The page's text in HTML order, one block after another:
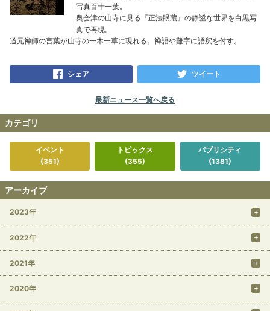
写真百十一葉。
奥会津の山寺に見る『正法眼蔵』の静謐な世界を白黒写
真で再現。
道元禅師の言葉が山寺の一木一草に現れる。禅語や難字に語釈を付す。
シェア ツイート
最新ニュース一覧へ戻る
カテゴリ
イベント
(351)
トピックス
(355)
パブリシティ
(1381)
アーカイブ
2023年
2022年
2021年
2020年